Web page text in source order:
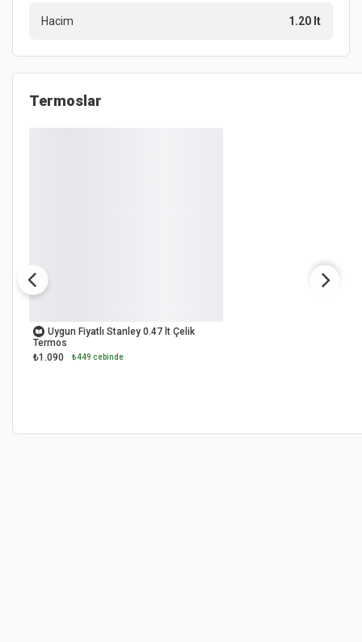
Hacim 1.20 lt
Termoslar
Uygun Fiyatlı Stanley 0.47 lt Çelik
Termos
₺1.090
₺449 cebinde